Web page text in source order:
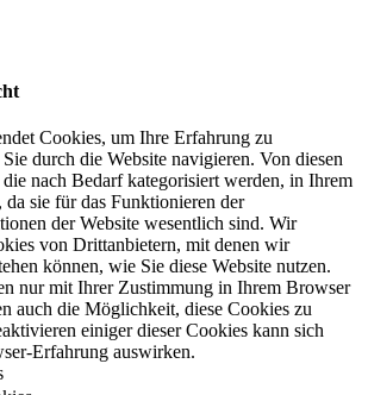
Cookies, um Ihre Erfahrung zu
durch die Website navigieren. Von diesen
nach Bedarf kategorisiert werden, in Ihrem
da sie für das Funktionieren der
der Website wesentlich sind. Wir
von Drittanbietern, mit denen wir
können, wie Sie diese Website nutzen.
nur mit Ihrer Zustimmung in Ihrem Browser
auch die Möglichkeit, diese Cookies zu
einiger dieser Cookies kann sich
Erfahrung auswirken.